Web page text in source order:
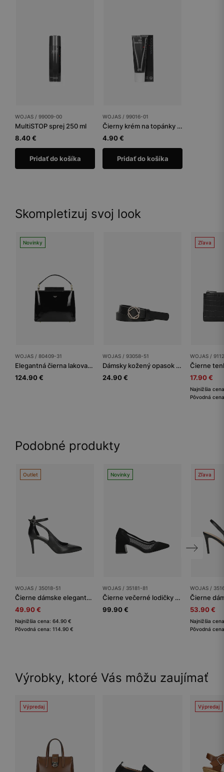
WOJAS / 99009-00
MultiSTOP sprej 250 ml
8.40 €
Pridať do košíka
WOJAS / 99016-01
Čierny krém na topánky tuba 75 ml
4.90 €
Pridať do košíka
Skompletizuj svoj look
Novinky
WOJAS / 80409-31
Elegantná čierna lakovaná kabelka
124.90 €
WOJAS / 93058-51
Dámsky kožený opasok s jedinečnou prackou
24.90 €
Zľava
WOJAS /
17.90 €
Najnižšia
Pôvodná
Podobné produkty
Outlet
WOJAS / 35018-51
Čierne dámske elegantné lodičky so zapínam okolo členku
49.90 €
Najnižšia cena: 64.90 €
Pôvodná cena: 114.90 €
Novinky
WOJAS / 35181-81
Čierne večerné lodičky so sieťkou
99.90 €
Zľava
WOJAS /
53.90 €
Najnižšia
Pôvodná
Výrobky, ktoré Vás môžu zaujímať
Výpredaj Výpredaj